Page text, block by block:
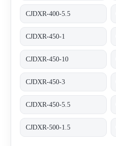
CJDXR-400-5.5
CJDXR-450-1
CJDXR-450-10
CJDXR-450-3
CJDXR-450-5.5
CJDXR-500-1.5